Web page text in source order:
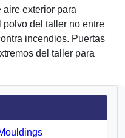
exterior para
del taller no entre
incendios. Puertas
del taller para